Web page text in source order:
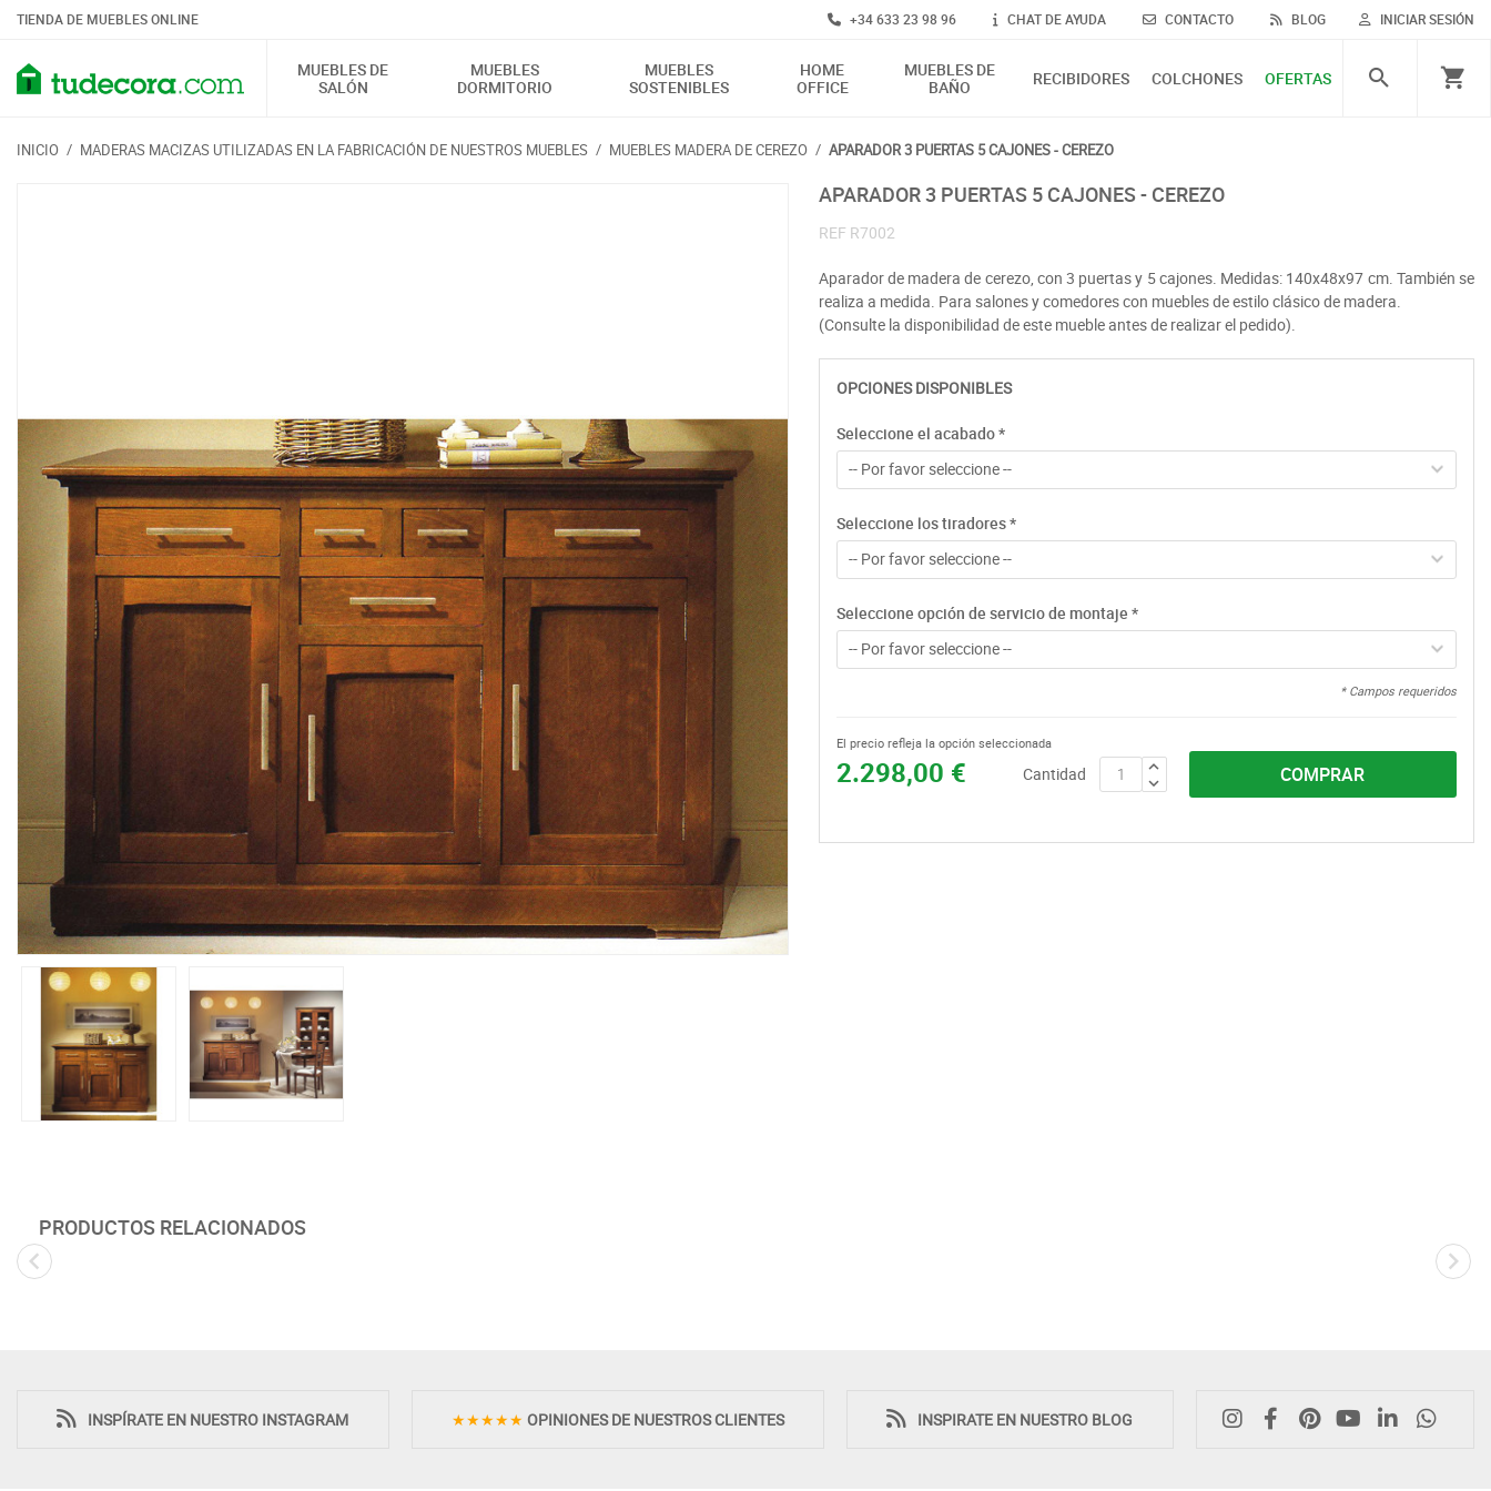
TIENDA DE MUEBLES ONLINE INICIAR SESIÓN
+34 633 23 98 96 CHAT DE AYUDA CONTACTO BLOG
MUEBLES DE
SALÓN
MUEBLES
DORMITORIO
MUEBLES
SOSTENIBLES
HOME
OFFICE
MUEBLES DE
BAÑO
RECIBIDORES COLCHONES OFERTAS
INICIO / MADERAS MACIZAS UTILIZADAS EN LA FABRICACIÓN DE NUESTROS MUEBLES / MUEBLES MADERA DE CEREZO / APARADOR 3 PUERTAS 5 CAJONES - CEREZO
APARADOR 3 PUERTAS 5 CAJONES - CEREZO
REF R7002
Aparador de madera de cerezo, con 3 puertas y 5 cajones. Medidas: 140x48x97 cm. También se
realiza a medida. Para salones y comedores con muebles de estilo clásico de madera.
(Consulte la disponibilidad de este mueble antes de realizar el pedido).
OPCIONES DISPONIBLES
Seleccione el acabado*
-- Por favor seleccione --
Seleccione los tiradores*
-- Por favor seleccione --
Seleccione opción de servicio de montaje *
-- Por favor seleccione --
* Campos requeridos
2.298,00 €
El precio refleja la opción seleccionada
Cantidad COMPRAR
PRODUCTOS RELACIONADOS
INSPÍRATE EN NUESTRO INSTAGRAM ★★★★★ OPINIONES DE NUESTROS CLIENTES INSPIRATE EN NUESTRO BLOG